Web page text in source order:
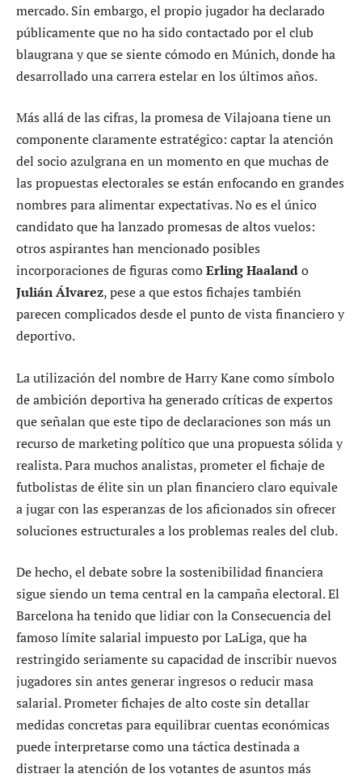
mercado. Sin embargo, el propio jugador ha declarado
públicamente que no ha sido contactado por el club
blaugrana y que se siente cómodo en Múnich, donde ha
desarrollado una carrera estelar en los últimos años.
Más allá de las cifras, la promesa de Vilajoana tiene un
componente claramente estratégico: captar la atención
del socio azulgrana en un momento en que muchas de
las propuestas electorales se están enfocando en grandes
nombres para alimentar expectativas. No es el único
candidato que ha lanzado promesas de altos vuelos:
otros aspirantes han mencionado posibles
incorporaciones de figuras comoErling Haalando
Julián Álvarez, pese a que estos fichajes también
parecen complicados desde el punto de vista financiero y
deportivo.
La utilización del nombre de Harry Kane como símbolo
de ambición deportiva ha generado críticas de expertos
que señalan que este tipo de declaraciones son más un
recurso de marketing político que una propuesta sólida y
realista. Para muchos analistas, prometer el fichaje de
futbolistas de élite sin un plan financiero claro equivale
a jugar con las esperanzas de los aficionados sin ofrecer
soluciones estructurales a los problemas reales del club.
De hecho, el debate sobre la sostenibilidad financiera
sigue siendo un tema central en la campaña electoral. El
Barcelona ha tenido que lidiar con la Consecuencia del
famoso límite salarial impuesto por LaLiga, que ha
restringido seriamente su capacidad de inscribir nuevos
jugadores sin antes generar ingresos o reducir masa
salarial. Prometer fichajes de alto coste sin detallar
medidas concretas para equilibrar cuentas económicas
puede interpretarse como una táctica destinada a
distraer la atención de los votantes de asuntos más